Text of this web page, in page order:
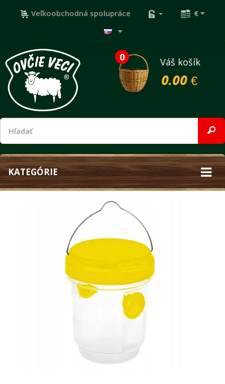
Veľkoobchodná spolupráce €
0
Váš košík
0.00 €
KATEGÓRIE